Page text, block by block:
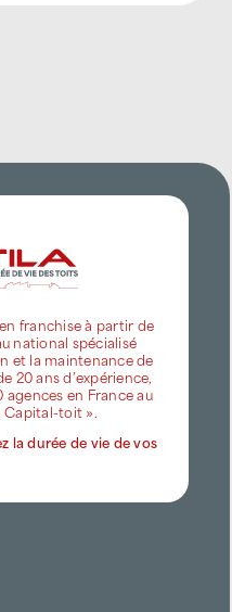
franchise à partir de
national spécialisé
et la maintenance de
20 ans d’expérience,
agences en France au
Capital-toit ».
la durée de vie de vos